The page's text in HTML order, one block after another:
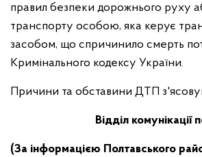
правил безпеки дорожнього руху
транспорту особою, яка керує
засобом, що спричинило смерть
Кримінального кодексу України.
Причини та обставини ДТП
Відділ комунікації
(За інформацією Полтавського